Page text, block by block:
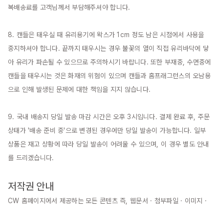
복배송료를 고객님께서 부담해주셔야 합니다.
8. 캔들은 태우실 때 유리용기에 왁스가 1cm 정도 남은 시점에서 사용을
중지하셔야 합니다. 끝까지 태우시는 경우 불꽃의 열이 직접 유리바닥에 닿
아 유리가 파손될 수 있으므로 주의하시기 바랍니다. 또한 부재중, 수면중에
캔들을 태우시는 것은 화재의 위험이 있으며 캔들과 홈프래그런스의 오남용
으로 인해 발생된 문제에 대한 책임을 지지 않습니다.
9. 국내 배송지 당일 발송 마감 시간은 오후 3시입니다. 결제 완료 후, 주문
상태가 '배송 준비 중'으로 변경된 경우에만 당일 발송이 가능합니다. 일부
상품은 재고 상황에 따라 당일 발송이 어려울 수 있으며, 이 경우 별도 안내
를 드리겠습니다.
저작권 안내
CW 홈페이지에서 제공하는 모든 콘텐츠 즉, 웹문서 · 첨부파일 · 이미지 ·